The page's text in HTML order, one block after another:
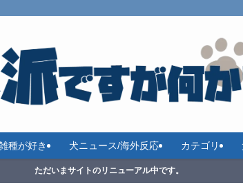
種が好き 犬ニュース/海外反応 カテゴリ
ただいまサイトのリニューアル中です。